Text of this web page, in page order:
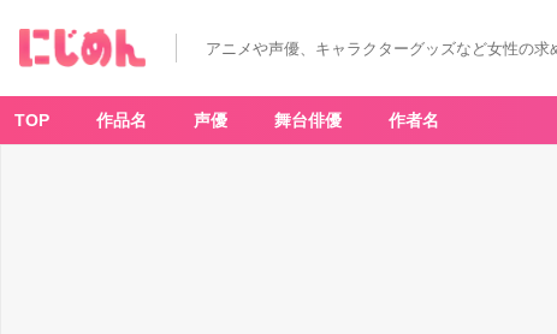
アニメや声優、キャラクターグッズなど女性の求
TOP 作品名 声優 舞台俳優 作者名